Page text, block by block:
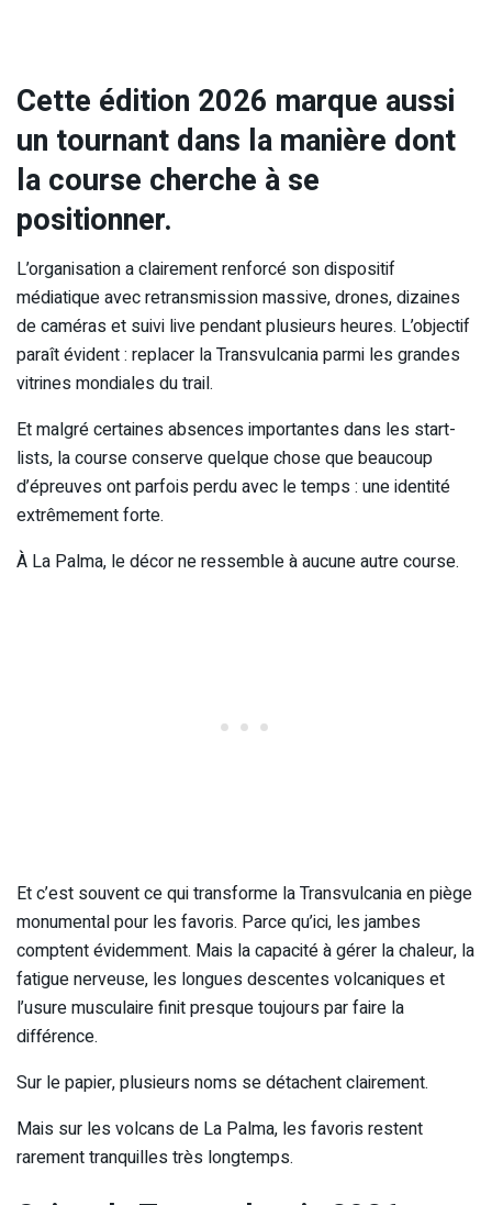
Cette édition 2026 marque aussi
un tournant dans la manière dont
la course cherche à se
positionner.
L’organisation a clairement renforcé son dispositif
médiatique avec retransmission massive, drones, dizaines
de caméras et suivi live pendant plusieurs heures. L’objectif
paraît évident : replacer la Transvulcania parmi les grandes
vitrines mondiales du trail.
Et malgré certaines absences importantes dans les start-
lists, la course conserve quelque chose que beaucoup
d’épreuves ont parfois perdu avec le temps : une identité
extrêmement forte.
À La Palma, le décor ne ressemble à aucune autre course.
Et c’est souvent ce qui transforme la Transvulcania en piège
monumental pour les favoris. Parce qu’ici, les jambes
comptent évidemment. Mais la capacité à gérer la chaleur, la
fatigue nerveuse, les longues descentes volcaniques et
l’usure musculaire finit presque toujours par faire la
différence.
Sur le papier, plusieurs noms se détachent clairement.
Mais sur les volcans de La Palma, les favoris restent
rarement tranquilles très longtemps.